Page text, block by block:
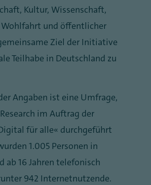
Kultur, Wissenschaft,
und öffentlicher
Ziel der Initiative
Teilhabe in Deutschland zu
Angaben ist eine Umfrage,
im Auftrag der
für alle“ durchgeführt
1.005 Personen in
ab 16 Jahren telefonisch
942 Internetnutzende.